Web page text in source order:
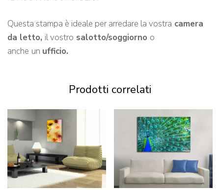
Questa stampa è ideale per arredare la vostra camera
da letto, il vostro salotto/soggiorno o
anche un ufficio.
Prodotti correlati